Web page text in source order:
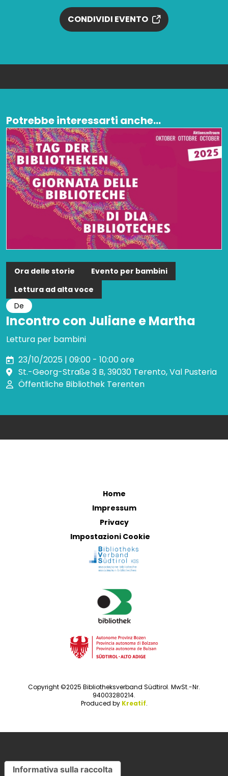
CONDIVIDI EVENTO
Potrebbe interessarti anche...
Ora delle storie
Evento per bambini
Lettura ad alta voce
De
Incontro con Juliane e Martha
Lettura per bambini
23/10/2025 | 09:00 - 10:00 ore
St.-Georg-Straße 3 B, 39030 Terento, Val Pusteria
Öffentliche Bibliothek Terenten
Home
Impressum
Privacy
Impostazioni Cookie
Copyright ©2025 Bibliotheksverband Südtirol. MwSt.-Nr.
94003280214.
Produced by Kreatif.
Informativa sulla raccolta